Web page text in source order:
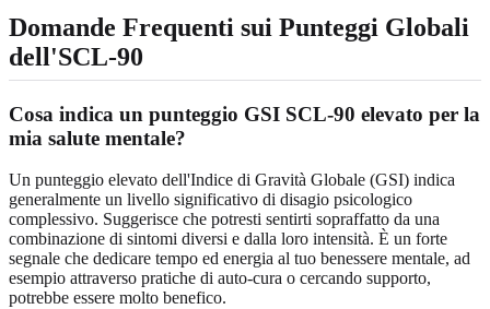
Domande Frequenti sui Punteggi Globali
dell'SCL-90
Cosa indica un punteggio GSI SCL-90 elevato per la
mia salute mentale?
Un punteggio elevato dell'Indice di Gravità Globale (GSI) indica
generalmente un livello significativo di disagio psicologico
complessivo. Suggerisce che potresti sentirti sopraffatto da una
combinazione di sintomi diversi e dalla loro intensità. È un forte
segnale che dedicare tempo ed energia al tuo benessere mentale, ad
esempio attraverso pratiche di auto-cura o cercando supporto,
potrebbe essere molto benefico.